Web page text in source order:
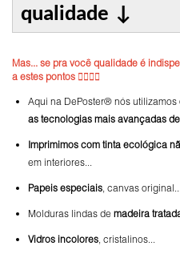
qualidade ↓
Mas... se pra você qualidade é
a estes pontos 👇🏼👇🏼
Aqui na DePoster® nós utilizamos
as tecnologias mais avançadas
Imprimimos com tinta ecológica
em interiores...
Papeis especiais, canvas original...
Molduras lindas de madeira
Vidros incolores, cristalinos...